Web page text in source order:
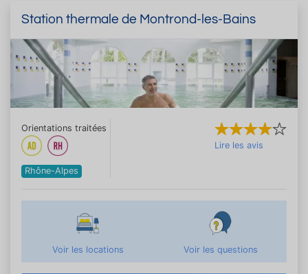
Station thermale de Montrond-les-Bains
Orientations traitées
Rhône-Alpes
Lire les avis
Voir les locations Voir les questions